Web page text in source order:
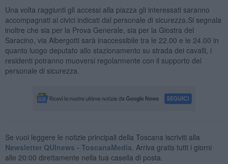
Una volta raggiunti gli accessi alla piazza gli interessati saranno
accompagnati ai civici indicati dal personale di sicurezza.Si segnala
inoltre che sia per la Prova Generale, sia per la Giostra del
Saracino, via Albergotti sarà inaccessibile tra le 22.00 e le 24.00 in
quanto luogo deputato allo stazionamento su strada dei cavalli, i
residenti potranno muoversi regolarmente con il supporto del
personale di sicurezza.
Se vuoi leggere le notizie principali della Toscana iscriviti alla
Newsletter QUInews - ToscanaMedia. Arriva gratis tutti i giorni
alle 20:00 direttamente nella tua casella di posta.